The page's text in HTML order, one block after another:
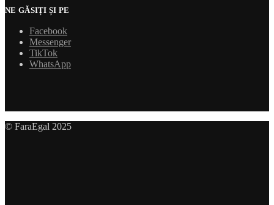
NE GĂSIȚI ȘI PE
Facebook
Messenger
TikTok
WhatsApp
© FaraEgal 2025